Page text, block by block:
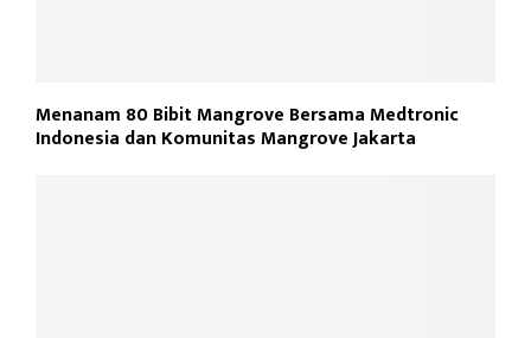
Menanam 80 Bibit Mangrove Bersama Medtronic
Indonesia dan Komunitas Mangrove Jakarta